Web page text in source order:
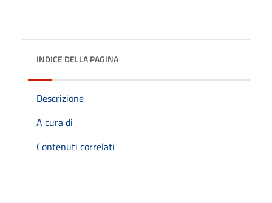
INDICE DELLA PAGINA
Descrizione
A cura di
Contenuti correlati